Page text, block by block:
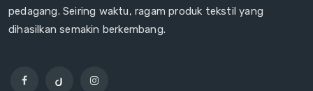
pedagang. Seiring waktu, ragam produk tekstil yang
dihasilkan semakin berkembang.